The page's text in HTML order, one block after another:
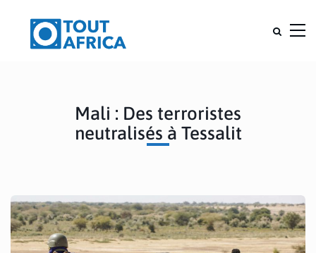
Mali : Des terroristes
neutralisés à Tessalit